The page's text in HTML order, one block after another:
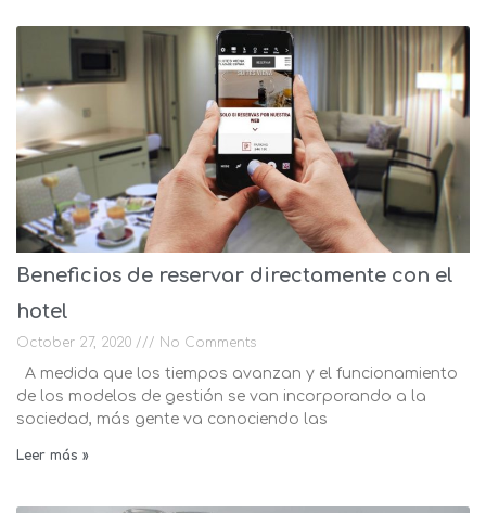
Beneficios de reservar directamente con el
hotel
October 27, 2020 No Comments
A medida que los tiempos avanzan y el funcionamiento
de los modelos de gestión se van incorporando a la
sociedad, más gente va conociendo las
Leer más »